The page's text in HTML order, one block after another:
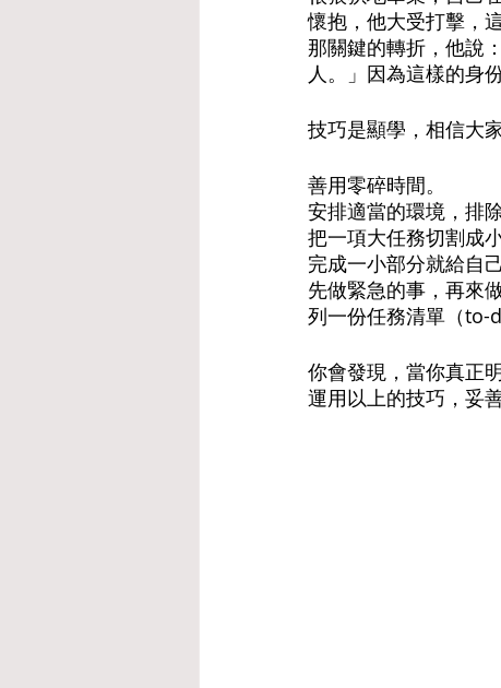
懷抱，他大受打擊，
那關鍵的轉折，他說
人。」因為這樣的身
技巧是顯學，相信大
善用零碎時間。
安排適當的環境，排
把一項大任務切割成
完成一小部分就給自
先做緊急的事，再來
列一份任務清單（to-
你會發現，當你真正
運用以上的技巧，妥